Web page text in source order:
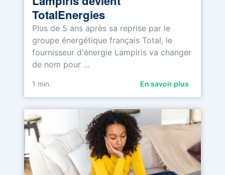
TotalEnergies
Plus de 5 ans après sa reprise par le
groupe énergétique français Total, le
fournisseur d'énergie Lampiris va changer
de nom pour …
1 min. En savoir plus